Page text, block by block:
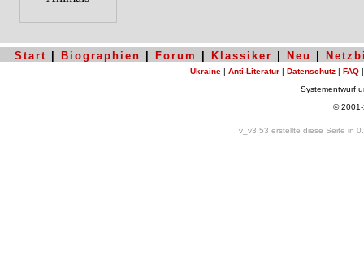
Start Biographien Forum Klassiker Neu
Ukraine | Anti-Literatur | Datenschutz | FAQ
Systementwurf
©
v_v3.53 erstellte diese Seite in